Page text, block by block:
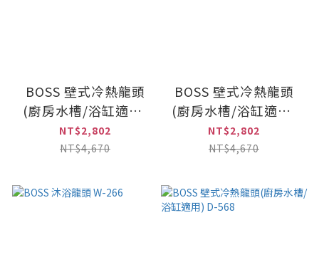
BOSS 壁式冷熱龍頭
(廚房水槽/浴缸適用)
W-278
NT$2,802
NT$4,670
BOSS 壁式冷熱龍頭
(廚房水槽/浴缸適用)
W-268
NT$2,802
NT$4,670